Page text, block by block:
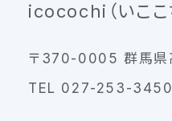
icocochi（いここ
〒370-0005 群馬県
TEL 027-253-